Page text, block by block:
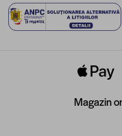
Magazin